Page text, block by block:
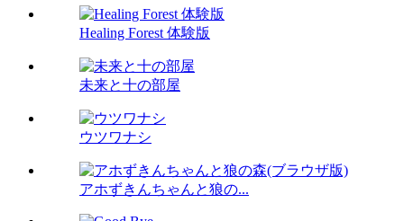
Healing Forest 体験版
未来と十の部屋
ウツワナシ
アホずきんちゃんと狼の...